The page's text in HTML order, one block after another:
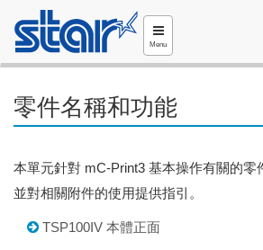
Menu
零件名稱和功能
本單元針對 mC-Print3 基本操作有關的零
並對相關附件的使用提供指引。
TSP100IV 本體正面